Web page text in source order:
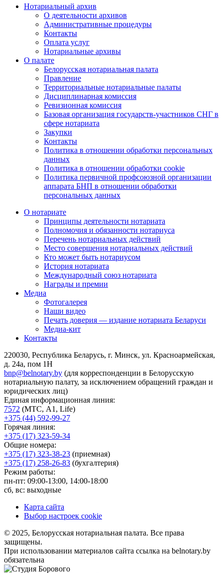
Нотариальный архив
О деятельности архивов
Административные процедуры
Контакты
Оплата услуг
Нотариальные архивы
О палате
Белорусская нотариальная палата
Правление
Территориальные нотариальные палаты
Дисциплинарная комиссия
Ревизионная комиссия
Базовая организация государств-участников СНГ в
сфере нотариата
Закупки
Контакты
Политика в отношении обработки персональных
данных
Политика в отношении обработки cookie
Политика первичной профсоюзной организации
аппарата БНП в отношении обработки
персональных данных
О нотариате
Принципы деятельности нотариата
Полномочия и обязанности нотариуса
Перечень нотариальных действий
Место совершения нотариальных действий
Кто может быть нотариусом
История нотариата
Международный союз нотариата
Награды и премии
Медиа
Фотогалерея
Наши видео
Печать доверия — издание нотариата Беларуси
Медиа-кит
Контакты
220030, Республика Беларусь, г. Минск, ул. Красноармейская,
д. 24а, пом 1Н
bnp@belnotary.by (для корреспонденции в Белорусскую
нотариальную палату, за исключением обращений граждан и
юридических лиц)
Единая информационная линия:
7572 (МТС, A1, Life)
+375 (44) 592-99-27
Горячая линия:
+375 (17) 323-59-34
Общие номера:
+375 (17) 323-38-23 (приемная)
+375 (17) 258-26-83 (бухгалтерия)
Режим работы:
пн-пт: 09:00-13:00, 14:00-18:00
сб, вс: выходные
Карта сайта
Выбор настроек cookie
© 2025, Белорусская нотариальная палата. Все права
защищены.
При использовании материалов сайта ссылка на belnotary.by
обязательна